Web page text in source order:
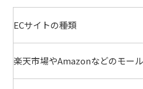
ECサイトの種類
楽天市場やAmazonなどのモール